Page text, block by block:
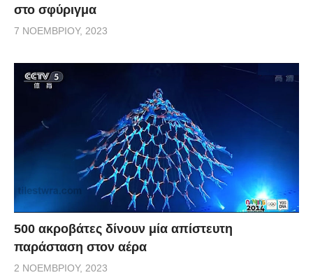
στο σφύριγμα
7 ΝΟΕΜΒΡΊΟΥ, 2023
500 ακροβάτες δίνουν μία απίστευτη
παράσταση στον αέρα
2 ΝΟΕΜΒΡΊΟΥ, 2023